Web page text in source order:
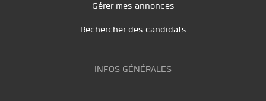
Gérer mes annonces
Rechercher des candidats
INFOS GÉNÉRALES